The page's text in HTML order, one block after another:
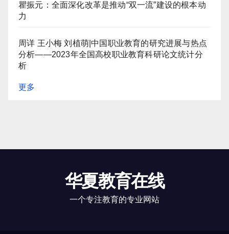
瞿振元：全面深化改革是推动“双一流”建设的根本动
力
周详 王小梅 刘植萌|中国职业教育的研究进展与热点
分析——2023年全国高校职业教育科研论文统计分
析
更多
华夏教育在线
一个专注教育的专业网站